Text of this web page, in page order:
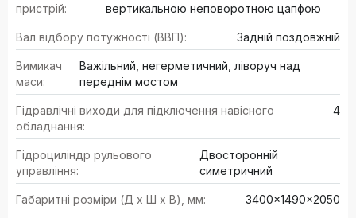
пристрій:
вертикальною неповоротною цапфою
Вал відбору потужності (ВВП): Задній поздовжній
Вимикач
маси:
Важільний, негерметичний, ліворуч над
переднім мостом
Гідравлічні виходи для підключення навісного
обладнання:
4
Гідроциліндр рульового
управління:
Двосторонній
симетричний
Габаритні розміри (Д х Ш х В), мм: 3400x1490x2050